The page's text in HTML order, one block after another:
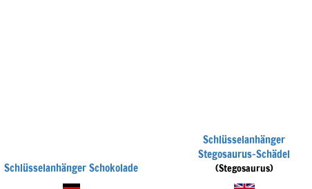
Schlüsselanhänger Schokolade
Schlüsselanhänger
Stegosaurus-Schädel
(Stegosaurus)